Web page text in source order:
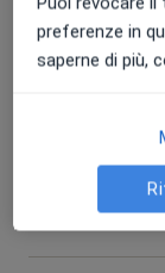
Chirurgo
preferenze in
saperne di più,